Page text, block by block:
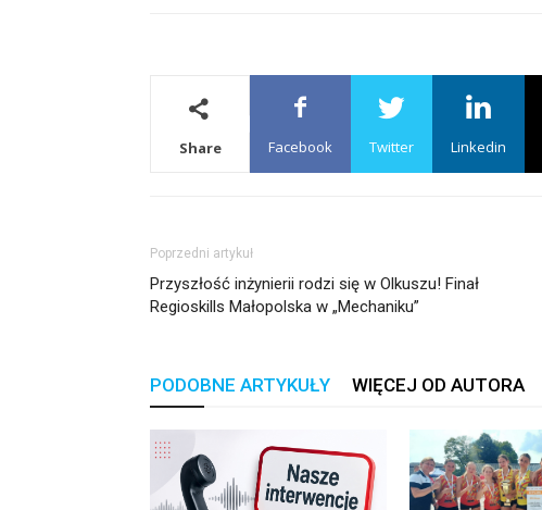
Share Facebook Twitter Linkedin
Poprzedni artykuł
Przyszłość inżynierii rodzi się w Olkuszu! Finał
Regioskills Małopolska w „Mechaniku”
PODOBNE ARTYKUŁY WIĘCEJ OD AUTORA